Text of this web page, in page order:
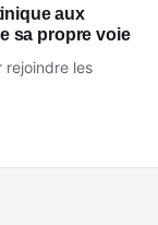
aux
sa propre voie
rejoindre les